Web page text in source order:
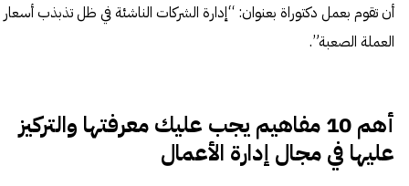
أن تقوم بعمل دكتوراة بعنوان: “إدارة الشركات الناشئة في ظل تذبذب أسعار
العملة الصعبة”.
أهم 10 مفاهيم يجب عليك معرفتها والتركيز
عليها في مجال إدارة الأعمال